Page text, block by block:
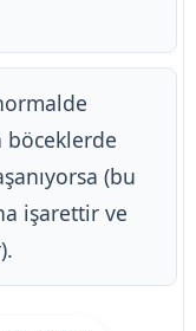
böceklerde
(bu
işarettir ve